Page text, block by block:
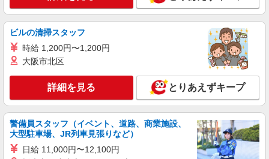
1,397円 介護福祉士 時給1,460円 ※サービス提供8
件目以降〜1,000円/件 手当あり ※一律処遇改善加
算含む 〇時間外勤務手当 〇土日祝勤務手当 〇無
事故無違反表彰金 〇年末年始勤務手当
パナソニック エイジフリーケアセンター桂 京
都府京都市西京区川島調子町93
キープ 詳細を見る
エイジフリーハウス京都桂川
介護職／サービス付き高齢者向け住宅／正社員
／介護福祉士
月給25万7330円〜26万3510円 ※経験・能力・
資格等による 介護福祉士 月給 25万7330円 社会福
祉士 月給 26万3510円 ※一律処遇改善加算含む ※
夜勤手当6000円/4回を含む 〇資格手当 〇職種手当
エイジフリーハウス京都桂川 京都府京都市西
ビルの清掃スタッフ
時給 1,200円〜1,200円
大阪市北区
詳細を見る とりあえずキープ
警備員スタッフ（イベント、道路、商業施設、
大型駐車場、JR列車見張りなど）
日給 11,000円〜12,100円